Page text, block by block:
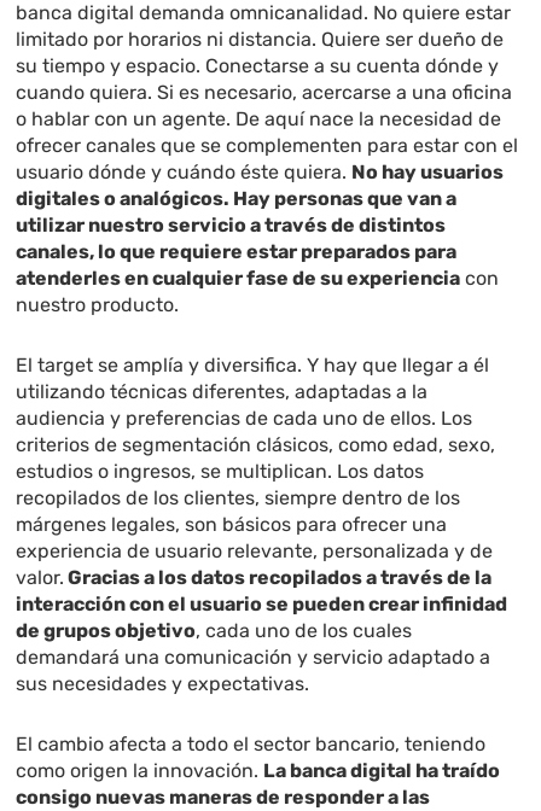
banca digital demanda omnicanalidad. No quiere estar
limitado por horarios ni distancia. Quiere ser dueño de
su tiempo y espacio. Conectarse a su cuenta dónde y
cuando quiera. Si es necesario, acercarse a una oficina
o hablar con un agente. De aquí nace la necesidad de
ofrecer canales que se complementen para estar con el
usuario dónde y cuándo éste quiera. No hay usuarios
digitales o analógicos. Hay personas que van a
utilizar nuestro servicio a través de distintos
canales, lo que requiere estar preparados para
atenderles en cualquier fase de su experiencia con
nuestro producto.
El target se amplía y diversifica. Y hay que llegar a él
utilizando técnicas diferentes, adaptadas a la
audiencia y preferencias de cada uno de ellos. Los
criterios de segmentación clásicos, como edad, sexo,
estudios o ingresos, se multiplican. Los datos
recopilados de los clientes, siempre dentro de los
márgenes legales, son básicos para ofrecer una
experiencia de usuario relevante, personalizada y de
valor. Gracias a los datos recopilados a través de la
interacción con el usuario se pueden crear infinidad
de grupos objetivo, cada uno de los cuales
demandará una comunicación y servicio adaptado a
sus necesidades y expectativas.
El cambio afecta a todo el sector bancario, teniendo
como origen la innovación. La banca digital ha traído
consigo nuevas maneras de responder a las